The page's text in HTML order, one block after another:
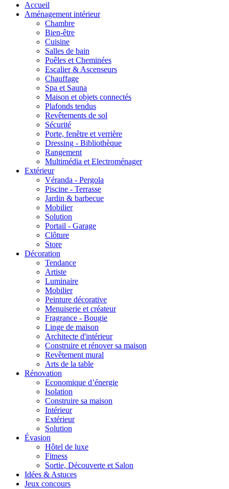
Accueil
Aménagement intérieur
Chambre
Bien-être
Cuisine
Salles de bain
Poêles et Cheminées
Escalier & Ascenseurs
Chauffage
Spa et Sauna
Maison et objets connectés
Plafonds tendus
Revêtements de sol
Sécurité
Porte, fenêtre et verrière
Dressing - Bibliothèque
Rangement
Multimédia et Electroménager
Extérieur
Véranda - Pergola
Piscine - Terrasse
Jardin & barbecue
Mobilier
Solution
Portail - Garage
Clôture
Store
Décoration
Tendance
Artiste
Luminaire
Mobilier
Peinture décorative
Menuiserie et créateur
Fragrance - Bougie
Linge de maison
Architecte d'intérieur
Construire et rénover sa maison
Revêtement mural
Arts de la table
Rénovation
Economique d’énergie
Isolation
Construire sa maison
Intérieur
Extérieur
Solution
Évasion
Hôtel de luxe
Fitness
Sortie, Découverte et Salon
Idées & Astuces
Jeux concours